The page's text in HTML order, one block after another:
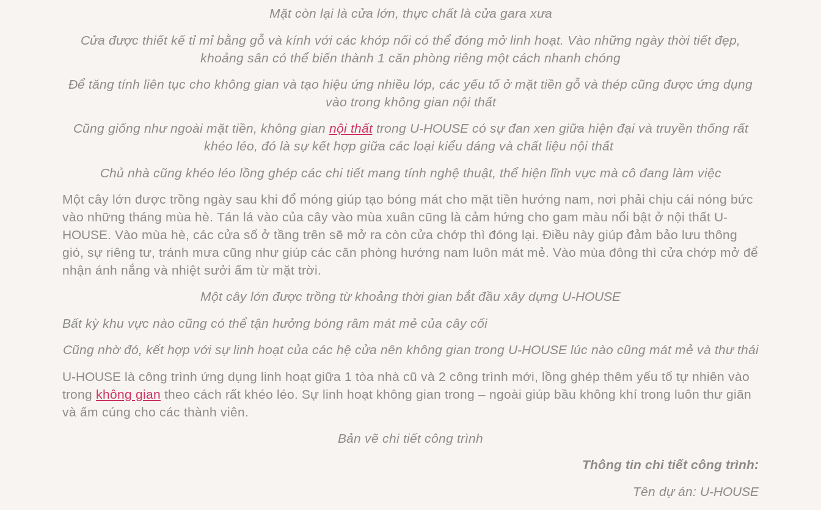
Mặt còn lại là cửa lớn, thực chất là cửa gara xưa
Cửa được thiết kế tỉ mỉ bằng gỗ và kính với các khớp nối có thể đóng mở linh hoạt. Vào những ngày thời tiết đẹp,
khoảng sân có thể biến thành 1 căn phòng riêng một cách nhanh chóng
Để tăng tính liên tục cho không gian và tạo hiệu ứng nhiều lớp, các yếu tố ở mặt tiền gỗ và thép cũng được ứng dụng
vào trong không gian nội thất
Cũng giống như ngoài mặt tiền, không gian nội thấttrong U-HOUSE có sự đan xen giữa hiện đại và truyền thống rất
khéo léo, đó là sự kết hợp giữa các loại kiểu dáng và chất liệu nội thất
Chủ nhà cũng khéo léo lồng ghép các chi tiết mang tính nghệ thuật, thể hiện lĩnh vực mà cô đang làm việc
Một cây lớn được trồng ngày sau khi đổ móng giúp tạo bóng mát cho mặt tiền hướng nam, nơi phải chịu cái nóng bức
vào những tháng mùa hè. Tán lá vào của cây vào mùa xuân cũng là cảm hứng cho gam màu nổi bật ở nội thất U-
HOUSE. Vào mùa hè, các cửa sổ ở tầng trên sẽ mở ra còn cửa chớp thì đóng lại. Điều này giúp đảm bảo lưu thông
gió, sự riêng tư, tránh mưa cũng như giúp các căn phòng hướng nam luôn mát mẻ. Vào mùa đông thì cửa chớp mở để
nhận ánh nắng và nhiệt sưởi ấm từ mặt trời.
Một cây lớn được trồng từ khoảng thời gian bắt đầu xây dựng U-HOUSE
Bất kỳ khu vực nào cũng có thể tận hưởng bóng râm mát mẻ của cây cối
Cũng nhờ đó, kết hợp với sự linh hoạt của các hệ cửa nên không gian trong U-HOUSE lúc nào cũng mát mẻ và thư thái
U-HOUSE là công trình ứng dụng linh hoạt giữa 1 tòa nhà cũ và 2 công trình mới, lồng ghép thêm yếu tố tự nhiên vào
trong không gian theo cách rất khéo léo. Sự linh hoạt không gian trong – ngoài giúp bầu không khí trong luôn thư giãn
và ấm cúng cho các thành viên.
Bản vẽ chi tiết công trình
Thông tin chi tiết công trình:
Tên dự án: U-HOUSE